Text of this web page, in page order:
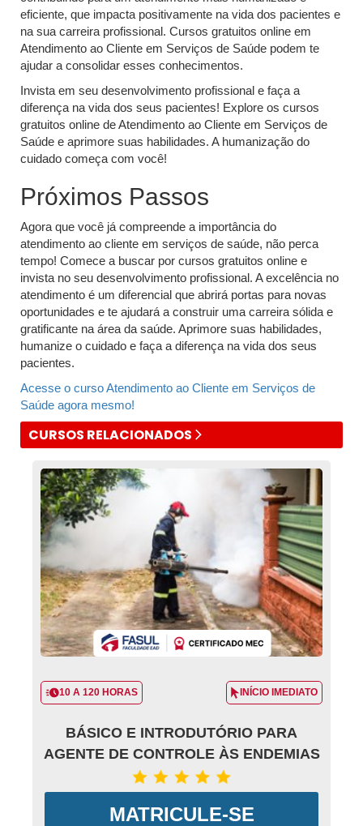
eficiente, que impacta positivamente na vida dos pacientes e
na sua carreira profissional. Cursos gratuitos online em
Atendimento ao Cliente em Serviços de Saúde podem te
ajudar a consolidar esses conhecimentos.
Invista em seu desenvolvimento profissional e faça a
diferença na vida dos seus pacientes! Explore os cursos
gratuitos online de Atendimento ao Cliente em Serviços de
Saúde e aprimore suas habilidades. A humanização do
cuidado começa com você!
Próximos Passos
Agora que você já compreende a importância do
atendimento ao cliente em serviços de saúde, não perca
tempo! Comece a buscar por cursos gratuitos online e
invista no seu desenvolvimento profissional. A excelência no
atendimento é um diferencial que abrirá portas para novas
oportunidades e te ajudará a construir uma carreira sólida e
gratificante na área da saúde. Aprimore suas habilidades,
humanize o cuidado e faça a diferença na vida dos seus
pacientes.
Acesse o curso Atendimento ao Cliente em Serviços de
Saúde agora mesmo!
CURSOS RELACIONADOS
10 A 120 HORAS INÍCIO IMEDIATO
BÁSICO E INTRODUTÓRIO PARA
AGENTE DE CONTROLE ÀS ENDEMIAS
MATRICULE-SE